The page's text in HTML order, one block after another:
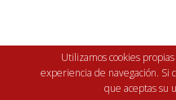
Utilizamos cookies
experiencia de navegación. Si
que aceptas su
Distintas medidas de luz
Perfectas para